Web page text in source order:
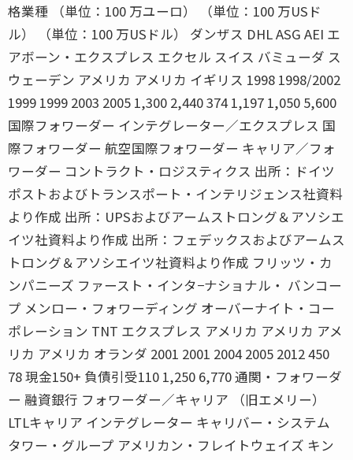
格業種 （単位：100 万ユーロ） （単位：100 万USド
ル） （単位：100 万USドル） ダンザス DHL ASG AEI エ
アボーン・エクスプレス エクセル スイス バミューダ ス
ウェーデン アメリカ アメリカ イギリス 1998 1998/2002
1999 1999 2003 2005 1,300 2,440 374 1,197 1,050 5,600
国際フォワーダー インテグレーター／エクスプレス 国
際フォワーダー 航空国際フォワーダー キャリア／フォ
ワーダー コントラクト・ロジスティクス 出所：ドイツ
ポストおよびトランスポート・インテリジェンス社資料
より作成 出所：UPSおよびアームストロング＆アソシエ
イツ社資料より作成 出所：フェデックスおよびアームス
トロング＆アソシエイツ社資料より作成 フリッツ・カ
ンパニーズ ファースト・インタ−ナショナル・ バンコー
プ メンロー・フォワーディング オーバーナイト・コー
ポレーション TNT エクスプレス アメリカ アメリカ アメ
リカ アメリカ オランダ 2001 2001 2004 2005 2012 450
78 現金150+ 負債引受110 1,250 6,770 通関・フォワーダ
ー 融資銀行 フォワーダー／キャリア （旧エメリー）
LTLキャリア インテグレーター キャリバー・システム
タワー・グループ アメリカン・フレイトウェイズ キン